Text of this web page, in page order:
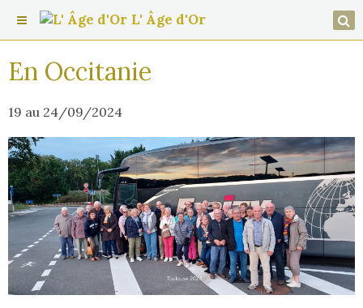
L' Âge d'Or
En Occitanie
19 au 24/09/2024